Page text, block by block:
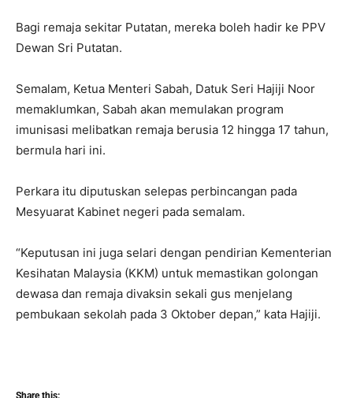
Bagi remaja sekitar Putatan, mereka boleh hadir ke PPV
Dewan Sri Putatan.
Semalam, Ketua Menteri Sabah, Datuk Seri Hajiji Noor
memaklumkan, Sabah akan memulakan program
imunisasi melibatkan remaja berusia 12 hingga 17 tahun,
bermula hari ini.
Perkara itu diputuskan selepas perbincangan pada
Mesyuarat Kabinet negeri pada semalam.
“Keputusan ini juga selari dengan pendirian Kementerian
Kesihatan Malaysia (KKM) untuk memastikan golongan
dewasa dan remaja divaksin sekali gus menjelang
pembukaan sekolah pada 3 Oktober depan,” kata Hajiji.